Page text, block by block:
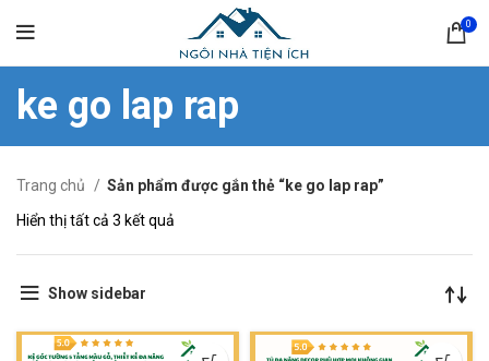
0
ke go lap rap
Trang chủ
Sản phẩm được gắn thẻ “ke go lap rap”
Hiển thị tất cả 3 kết quả
Show sidebar